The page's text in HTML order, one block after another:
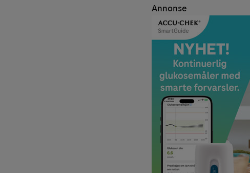
Annonse